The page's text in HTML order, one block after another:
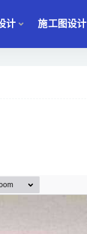
计 施工图设计